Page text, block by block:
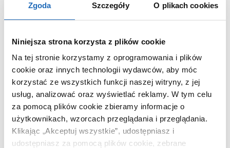
Zgoda Szczegóły O plikach cookies
Niniejsza strona korzysta z plików cookie
Na tej stronie korzystamy z oprogramowania i plików
cookie oraz innych technologii wydawców, aby móc
korzystać ze wszystkich funkcji naszej witryny, z jej
usług, analizować oraz wyświetlać reklamy. W tym celu
za pomocą plików cookie zbieramy informacje o
użytkownikach, wzorcach przeglądania i przeglądania.
Klikając „Akceptuj wszystkie”, udostępniasz i
udostępniasz za pomocą plików cookie, zebrane
Seria
Cooper
Nr katalogowy
800234
Montaż
przykręcany
Kod EAN
8720553004769
Wymiary z
opakowaniem
16 x 33 x 7 cm
Waga z opakowaniem
0,54 kg
Dane producenta
Zobacz